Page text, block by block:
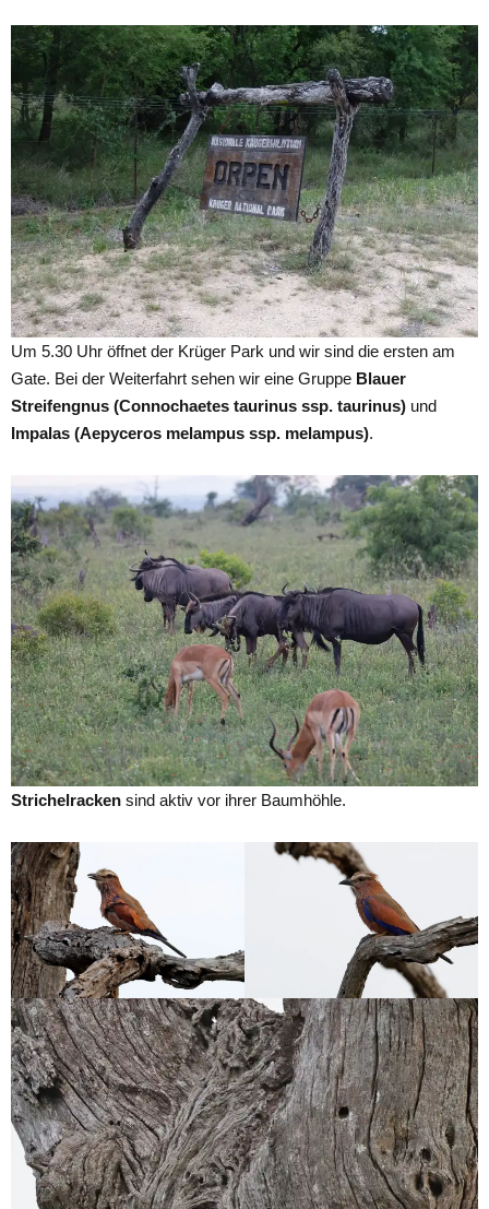
Um 5.30 Uhr öffnet der Krüger Park und wir sind die ersten am
Gate. Bei der Weiterfahrt sehen wir eine Gruppe Blauer
Streifengnus (Connochaetes taurinus ssp. taurinus) und
Impalas (Aepyceros melampus ssp. melampus).
Strichelracken sind aktiv vor ihrer Baumhöhle.